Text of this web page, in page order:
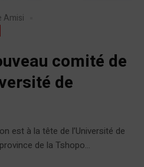
Amisi
comité de
de
est à la tête de l’Université de
de la Tshopo...